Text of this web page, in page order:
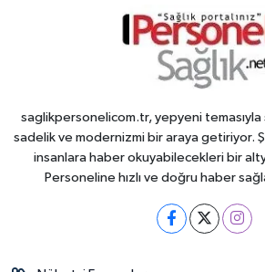
saglikpersonelicom.tr, yepyeni
sadelik ve modernizmi bir araya getiriyor.
insanlara haber okuyabilecekleri bir
Personeline hızlı ve doğru haber